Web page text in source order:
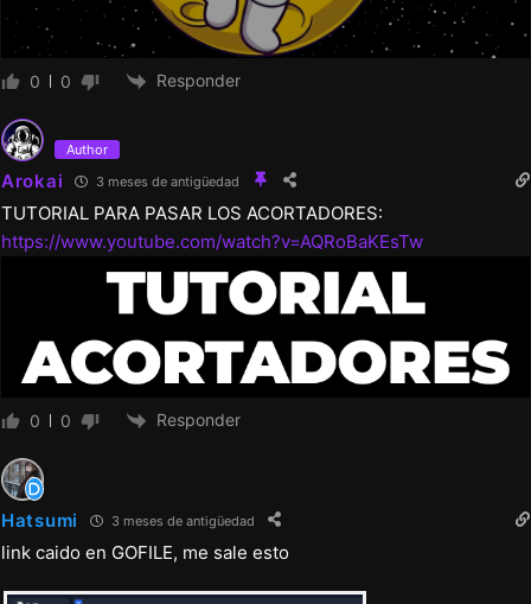
0 0 Responder
Author
Arokai 3 meses de antigüedad
TUTORIAL PARA PASAR LOS ACORTADORES:
https://www.youtube.com/watch?v=AQRoBaKEsTw
0 0 Responder
Hatsumi 3 meses de antigüedad
link caido en GOFILE, me sale esto